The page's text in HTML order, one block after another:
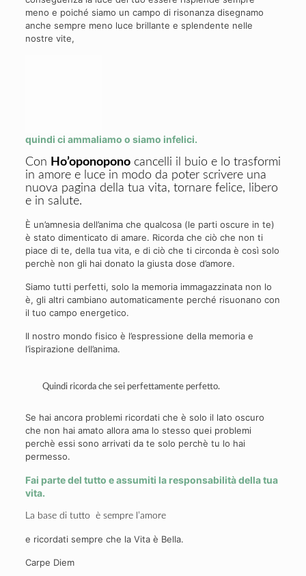
meno e poiché siamo un campo di risonanza disegnamo
anche sempre meno luce brillante e splendente nelle
nostre vite,
quindi ci ammaliamo o siamo infelici.
Con Ho’oponoponocancelli il buio e lo trasformi
in amore e luce in modo da poter scrivere una
nuova pagina della tua vita, tornare felice, libero
e in salute.
È un’amnesia dell’anima che qualcosa (le parti oscure in te)
è stato dimenticato di amare. Ricorda che ciò che non ti
piace di te, della tua vita, e di ciò che ti circonda è così solo
perchè non gli hai donato la giusta dose d’amore.
Siamo tutti perfetti, solo la memoria immagazzinata non lo
è, gli altri cambiano automaticamente perché risuonano con
il tuo campo energetico.
Il nostro mondo fisico è l’espressione della memoria e
l’ispirazione dell’anima.
Quindi ricorda che sei perfettamente perfetto.
Se hai ancora problemi ricordati che è solo il lato oscuro
che non hai amato allora ama lo stesso quei problemi
perchè essi sono arrivati da te solo perchè tu lo hai
permesso.
Fai parte del tutto e assumiti la responsabilità della tua
vita.
La base di tutto è semprel’amore
e ricordati sempre che la Vita è Bella.
Carpe Diem